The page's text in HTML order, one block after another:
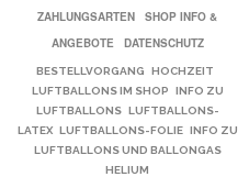
ZAHLUNGSARTEN
SHOP INFO &
ANGEBOTE
DATENSCHUTZ
BESTELLVORGANG
HOCHZEIT
LUFTBALLONS IM SHOP
INFO ZU
LUFTBALLONS LUFTBALLONS-
LATEX LUFTBALLONS-FOLIE INFO ZU
LUFTBALLONS UND BALLONGAS
HELIUM